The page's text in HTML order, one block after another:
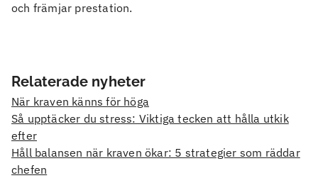
och främjar prestation.
Relaterade nyheter
När kraven känns för höga
Så upptäcker du stress: Viktiga tecken att hålla utkik
efter
Håll balansen när kraven ökar: 5 strategier som räddar
chefen